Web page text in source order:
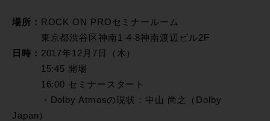
場所：
ROCK ON PROセミナールーム
東京都渋谷区神南1-4-8神南渡辺ビル2F
日時： 2017年12月7日（木）
15:45 開場
16:00 セミナースタート
・Dolby Atmosの現状：中山 尚之（Dolby
Japan）